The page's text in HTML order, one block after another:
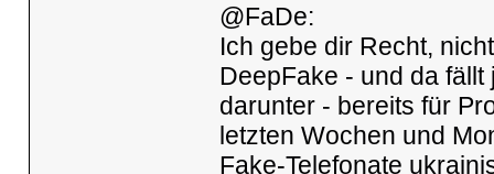
@FaDe:
Ich gebe dir Recht,
DeepFake - und da
darunter - bereits für
letzten Wochen und
Fake-Telefonate